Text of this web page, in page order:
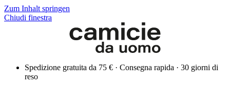
Zum Inhalt springen
Chiudi finestra
Spedizione gratuita da 75 € · Consegna rapida · 30 giorni di
reso